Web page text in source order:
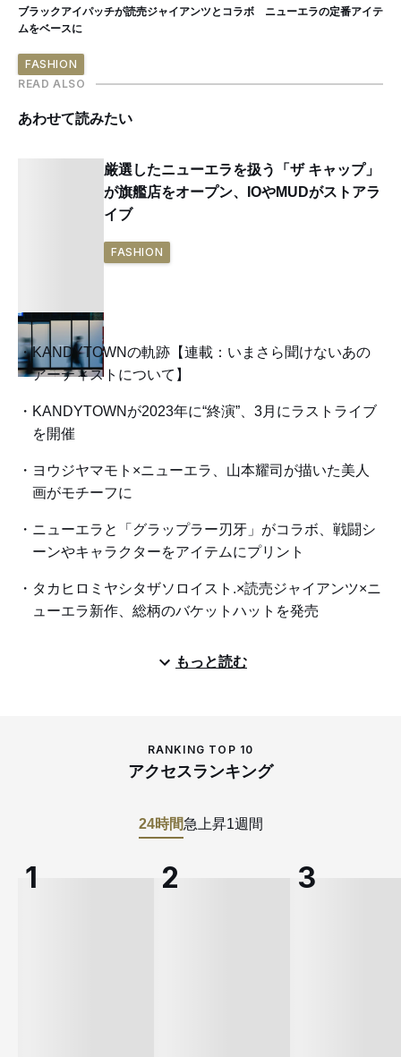
ブラックアイパッチが読売ジャイアンツとコラボ ニューエラの定番アイテ
ムをベースに
FASHION
READ ALSO
あわせて読みたい
厳選したニューエラを扱う「ザ キャップ」
が旗艦店をオープン、IOやMUDがストアラ
イブ
FASHION
KANDYTOWNの軌跡【連載：いまさら聞けないあの
アーティストについて】
KANDYTOWNが2023年に“終演”、3月にラストライブ
を開催
ヨウジヤマモト×ニューエラ、山本耀司が描いた美人
画がモチーフに
ニューエラと「グラップラー刃牙」がコラボ、戦闘シ
ーンやキャラクターをアイテムにプリント
タカヒロミヤシタザソロイスト.×読売ジャイアンツ×ニ
ューエラ新作、総柄のバケットハットを発売
もっと読む
RANKING TOP 10
アクセスランキング
24時間急上昇1週間